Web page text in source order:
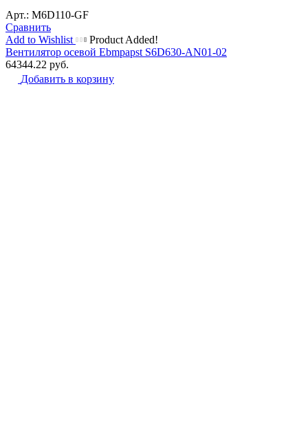
Арт.: M6D110-GF
Сравнить
Add to Wishlist
Product Added!
Вентилятор осевой Ebmpapst S6D630-AN01-02
64344.22 руб.
Добавить в корзину